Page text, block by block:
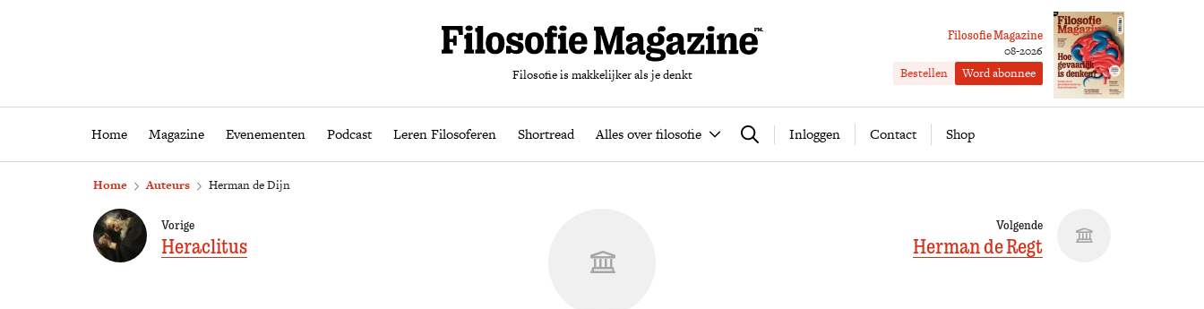
Filosofie is makkelijker als je denkt
Filosofie Magazine
08-2026
Bestellen Word abonnee
Home Magazine Evenementen Podcast Leren Filosoferen Shortread Alles over filosofie Zoeken Inloggen Contact Shop
Home Magazine Evenementen Podcast Leren Filosoferen Shortread Alles over filosofie Word abonnee
Home Auteurs Herman de Dijn
Vorige
Heraclitus
Volgende
Herman de Regt